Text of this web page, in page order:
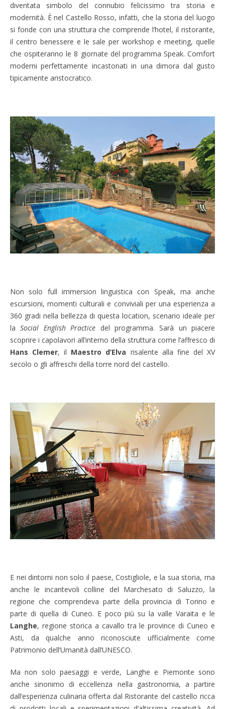
diventata simbolo del connubio felicissimo tra storia e
modernità. È nel Castello Rosso, infatti, che la storia del luogo
si fonde con una struttura che comprende l’hotel, il ristorante,
il centro benessere e le sale per workshop e meeting, quelle
che ospiteranno le 8 giornate del programma Speak. Comfort
moderni perfettamente incastonati in una dimora dal gusto
tipicamente aristocratico.
Non solo full immersion linguistica con Speak, ma anche
escursioni, momenti culturali e conviviali per una esperienza a
360 gradi nella bellezza di questa location, scenario ideale per
laSocial English Practice del programma. Sarà un piacere
scoprire i capolavori all’interno della struttura come l’affresco di
Hans Clemer, il Maestro d’Elva risalente alla fine del XV
secolo o gli affreschi della torre nord del castello.
E nei dintorni non solo il paese, Costigliole, e la sua storia, ma
anche le incantevoli colline del Marchesato di Saluzzo, la
regione che comprendeva parte della provincia di Torino e
parte di quella di Cuneo. E poco più su la valle Varaita e le
Langhe, regione storica a cavallo tra le province di Cuneo e
Asti, da qualche anno riconosciute ufficialmente come
Patrimonio dell’Umanità dall’UNESCO.
Ma non solo paesaggi e verde, Langhe e Piemonte sono
anche sinonimo di eccellenza nella gastronomia, a partire
dall’esperienza culinaria offerta dal Ristorante del castello ricca